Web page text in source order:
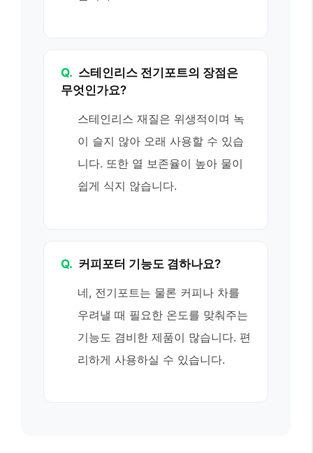
Q. 스테인리스 전기포트의 장점은
무엇인가요?
스테인리스 재질은 위생적이며 녹
이 슬지 않아 오래 사용할 수 있습
니다. 또한 열 보존율이 높아 물이
쉽게 식지 않습니다.
Q. 커피포터 기능도 겸하나요?
네, 전기포트는 물론 커피나 차를
우려낼 때 필요한 온도를 맞춰주는
기능도 겸비한 제품이 많습니다. 편
리하게 사용하실 수 있습니다.